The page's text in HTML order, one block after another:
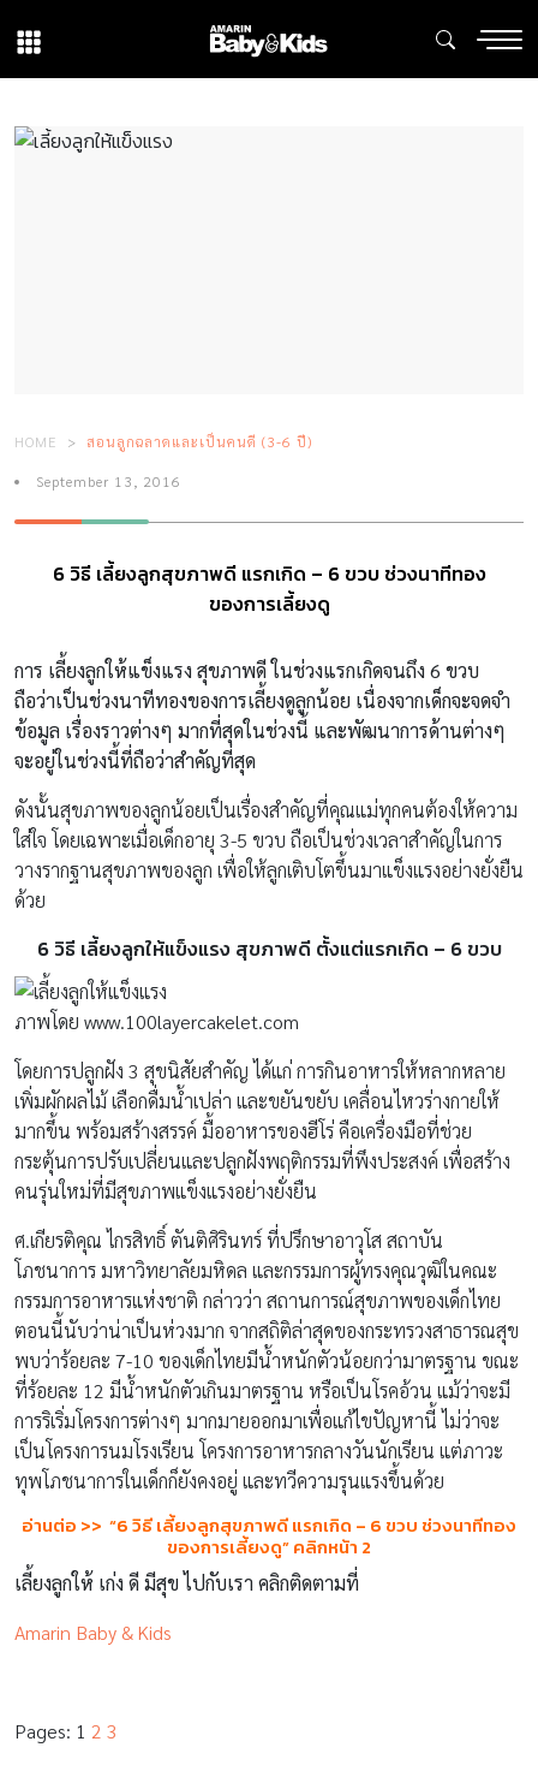
HOME สอนลูกฉลาดและเป็นคนดี (3-6 ปี)
September 13, 2016
6 วิธี เลี้ยงลูกสุขภาพดี แรกเกิด – 6 ขวบ ช่วงนาทีทอง
ของการเลี้ยงดู
การ เลี้ยงลูกให้แข็งแรง สุขภาพดี ในช่วงแรกเกิดจนถึง 6 ขวบ
ถือว่าเป็นช่วงนาทีทองของการเลี้ยงดูลูกน้อย เนื่องจากเด็กจะจดจำ
ข้อมูล เรื่องราวต่างๆ มากที่สุดในช่วงนี้ และพัฒนาการด้านต่างๆ
จะอยู่ในช่วงนี้ที่ถือว่าสำคัญที่สุด
ดังนั้นสุขภาพของลูกน้อยเป็นเรื่องสำคัญที่คุณแม่ทุกคนต้องให้ความ
ใส่ใจ โดยเฉพาะเมื่อเด็กอายุ 3-5 ขวบ ถือเป็นช่วงเวลาสำคัญในการ
วางรากฐานสุขภาพของลูก เพื่อให้ลูกเติบโตขึ้นมาแข็งแรงอย่างยั่งยืน
ด้วย
6 วิธี เลี้ยงลูกให้แข็งแรง สุขภาพดี ตั้งแต่แรกเกิด – 6 ขวบ
ภาพโดย www.100layercakelet.com
โดยการปลูกฝัง 3 สุขนิสัยสำคัญ ได้แก่ การกินอาหารให้หลากหลาย
เพิ่มผักผลไม้ เลือกดื่มน้ำเปล่า และขยันขยับ เคลื่อนไหวร่างกายให้
มากขึ้น พร้อมสร้างสรรค์ มื้ออาหารของฮีโร่ คือเครื่องมือที่ช่วย
กระตุ้นการปรับเปลี่ยนและปลูกฝังพฤติกรรมที่พึงประสงค์ เพื่อสร้าง
คนรุ่นใหม่ที่มีสุขภาพแข็งแรงอย่างยั่งยืน
ศ.เกียรติคุณ ไกรสิทธิ์ ตันติศิรินทร์ ที่ปรึกษาอาวุโส สถาบัน
โภชนาการ มหาวิทยาลัยมหิดล และกรรมการผู้ทรงคุณวุฒิในคณะ
กรรมการอาหารแห่งชาติ กล่าวว่า สถานการณ์สุขภาพของเด็กไทย
ตอนนี้นับว่าน่าเป็นห่วงมาก จากสถิติล่าสุดของกระทรวงสาธารณสุข
พบว่าร้อยละ 7-10 ของเด็กไทยมีน้ำหนักตัวน้อยกว่ามาตรฐาน ขณะ
ที่ร้อยละ 12 มีน้ำหนักตัวเกินมาตรฐาน หรือเป็นโรคอ้วน แม้ว่าจะมี
การริเริ่มโครงการต่างๆ มากมายออกมาเพื่อแก้ไขปัญหานี้ ไม่ว่าจะ
เป็นโครงการนมโรงเรียน โครงการอาหารกลางวันนักเรียน แต่ภาวะ
ทุพโภชนาการในเด็กก็ยังคงอยู่ และทวีความรุนแรงขึ้นด้วย
อ่านต่อ >> “6 วิธี เลี้ยงลูกสุขภาพดี แรกเกิด – 6 ขวบ ช่วงนาทีทอง
ของการเลี้ยงดู” คลิกหน้า 2
เลี้ยงลูกให้ เก่ง ดี มีสุข ไปกับเรา คลิกติดตามที่
Amarin Baby & Kids
Pages: 1 2 3